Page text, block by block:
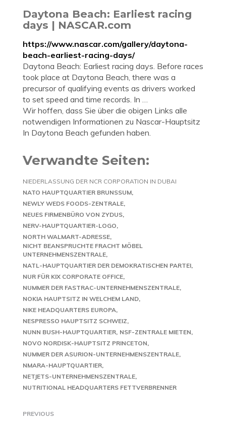
Daytona Beach: Earliest racing
days | NASCAR.com
https://www.nascar.com/gallery/daytona-
beach-earliest-racing-days/
Daytona Beach: Earliest racing days. Before races
took place at Daytona Beach, there was a
precursor of qualifying events as drivers worked
to set speed and time records. In …
Wir hoffen, dass Sie über die obigen Links alle
notwendigen Informationen zu Nascar-Hauptsitz
In Daytona Beach gefunden haben.
Verwandte Seiten:
NIEDERLASSUNG DER NCR CORPORATION IN DUBAI
NATO HAUPTQUARTIER BRUNSSUM
NEWLY WEDS FOODS-ZENTRALE
NEUES FIRMENBÜRO VON ZYDUS
NERV-HAUPTQUARTIER-LOGO
NORTH WALMART-ADRESSE
NICHT BEANSPRUCHTE FRACHT MÖBEL
UNTERNEHMENSZENTRALE
NATL-HAUPTQUARTIER DER DEMOKRATISCHEN PARTEI
NUR FÜR KIX CORPORATE OFFICE
NUMMER DER FASTRAC-UNTERNEHMENSZENTRALE
NOKIA HAUPTSITZ IN WELCHEM LAND
NIKE HEADQUARTERS EUROPA
NESPRESSO HAUPTSITZ SCHWEIZ
NUNN BUSH-HAUPTQUARTIER NSF-ZENTRALE MIETEN
NOVO NORDISK-HAUPTSITZ PRINCETON
NUMMER DER ASURION-UNTERNEHMENSZENTRALE
NMARA-HAUPTQUARTIER
NETJETS-UNTERNEHMENSZENTRALE
NUTRITIONAL HEADQUARTERS FETTVERBRENNER
PREVIOUS